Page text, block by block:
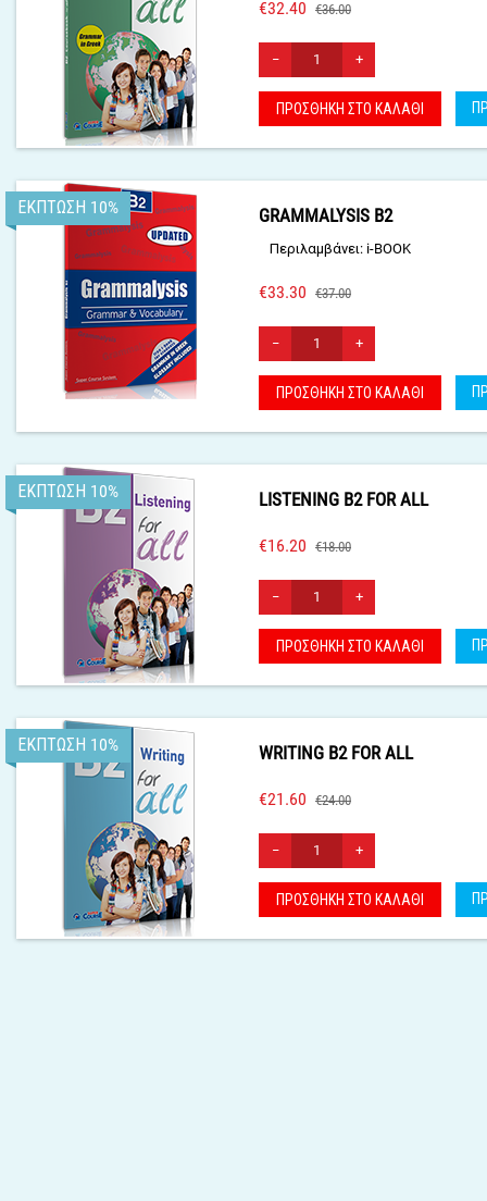
€32.40 €36.00
− +
ΠΡΟΣΘΉΚΗ ΣΤΟ ΚΑΛΆΘΙ
ΈΚΠΤΩΣΗ 10% GRAMMALYSIS B2
Περιλαμβάνει: i-BOOK
€33.30 €37.00
− +
ΠΡΟΣΘΉΚΗ ΣΤΟ ΚΑΛΆΘΙ
ΈΚΠΤΩΣΗ 10% LISTENING B2 FOR ALL
€16.20 €18.00
− +
ΠΡΟΣΘΉΚΗ ΣΤΟ ΚΑΛΆΘΙ
ΈΚΠΤΩΣΗ 10% WRITING B2 FOR ALL
€21.60 €24.00
− +
ΠΡΟΣΘΉΚΗ ΣΤΟ ΚΑΛΆΘΙ